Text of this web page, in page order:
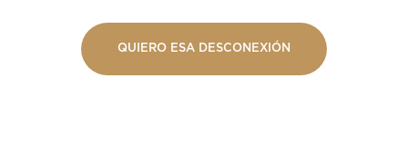
QUIERO ESA DESCONEXIÓN